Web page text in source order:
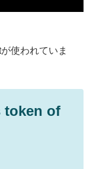
使われていま
token of